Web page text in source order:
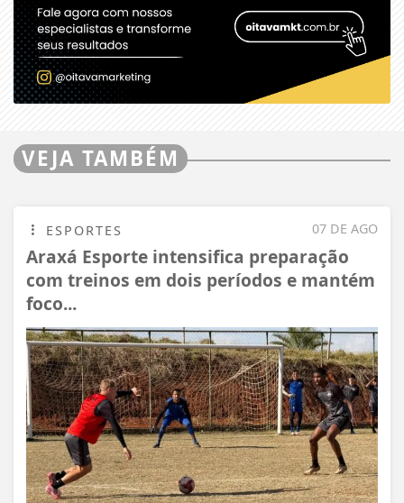
VEJA TAMBÉM
07 DE AGO
ESPORTES
Araxá Esporte intensifica preparação
com treinos em dois períodos e mantém
foco...